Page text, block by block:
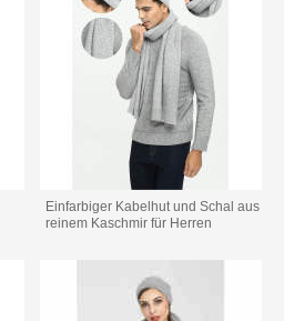
Einfarbiger Kabelhut und Schal aus
reinem Kaschmir für Herren